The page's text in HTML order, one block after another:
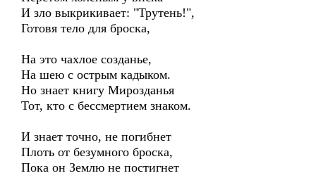
И зло выкрикивает: "Трутень!",
Готовя тело для броска,
На это чахлое созданье,
На шею с острым кадыком.
Но знает книгу Мирозданья
Тот, кто с бессмертием знаком.
И знает точно, не погибнет
Плоть от безумного броска,
Пока он Землю не постигнет